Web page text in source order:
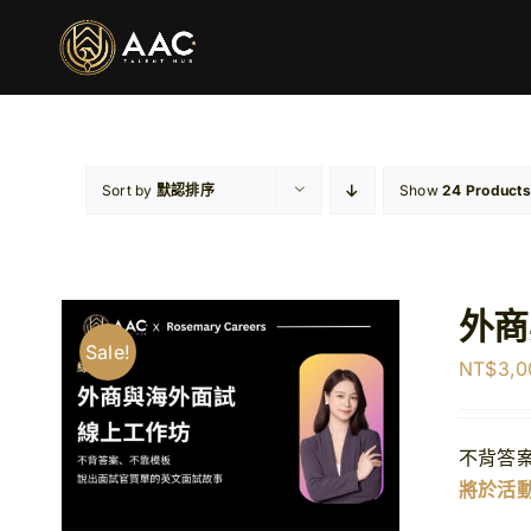
Sort by 默認排序 Show24 Products
Sale!
外
NT$
不背答
將於活